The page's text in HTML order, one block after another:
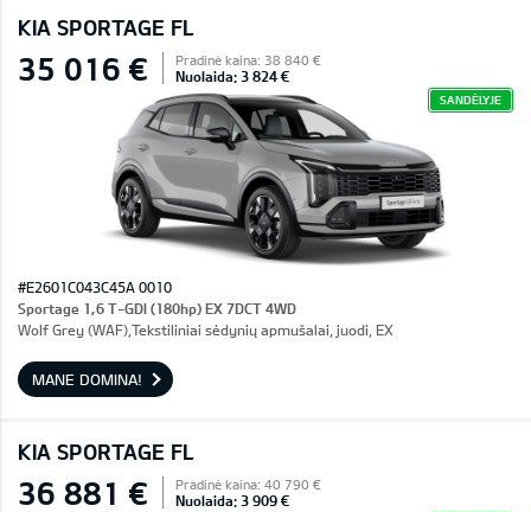
KIA SPORTAGE FL
35 016 € Pradinė kaina: 38 840 €
Nuolaida: 3 824 €
SANDĖLYJE
#E2601C043C45A 0010
Sportage 1,6 T-GDI (180hp) EX 7DCT 4WD
Wolf Grey (WAF),Tekstiliniai sėdynių apmušalai, juodi, EX
MANE DOMINA!
KIA SPORTAGE FL
36 881 € Pradinė kaina: 40 790 €
Nuolaida: 3 909 €